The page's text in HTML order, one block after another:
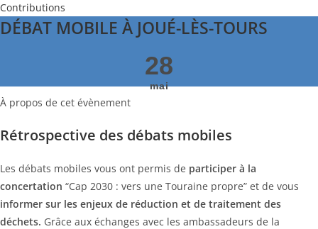
Contributions
DÉBAT MOBILE À JOUÉ-LÈS-TOURS
28
mai
À propos de cet évènement
Rétrospective des débats mobiles
Les débats mobiles vous ont permis de participer à la
concertation “Cap 2030 : vers une Touraine propre” et de vous
informer sur les enjeux de réduction et de traitement des
déchets. Grâce aux échanges avec les ambassadeurs de la